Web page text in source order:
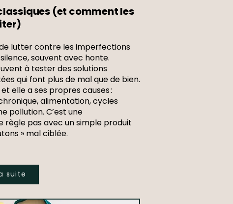
(et comment les
lutter contre les imperfections
souvent avec honte.
à tester des solutions
qui font plus de mal que de bien.
elle a ses propres causes :
alimentation, cycles
pollution. C’est une
règle pas avec un simple produit
» mal ciblée.
suite